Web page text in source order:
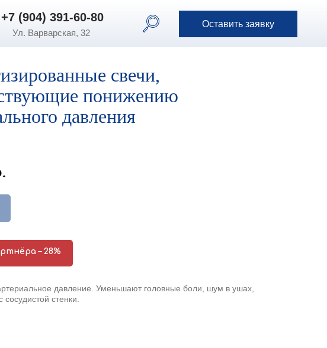
Оставить заявку
Ул. Варварская, 32
+7 (904) 391-60-80 Оставить заявку
+7 (904) 391-60-80
свечи,
понижению
давления
– 28%
давление. Уменьшают головные боли, шум в ушах,
стенки.